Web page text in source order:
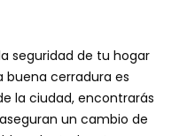
seguridad de tu hogar
buena cerradura es
la ciudad, encontrarás
un cambio de